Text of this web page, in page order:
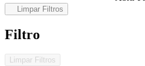
Limpar Filtros
Filtro
Limpar Filtros